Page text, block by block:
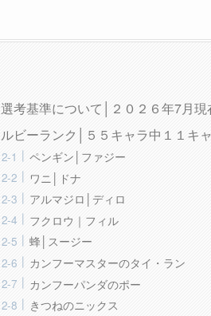
選考基準について│２０２６年7月
ルビーランク│５５キャラ中１１キ
ペンギン│ファジー
ワニ│ドナ
アルマジロ│ディロ
フクロウ｜フィル
蜂│スージー
カンフーマスターのタイ・ラン
カンフーパンダのポー
きつねのニックス